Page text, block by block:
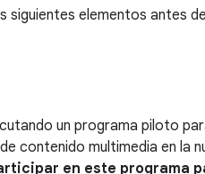
siguientes elementos antes
un programa piloto
contenido multimedia en la
en este programa